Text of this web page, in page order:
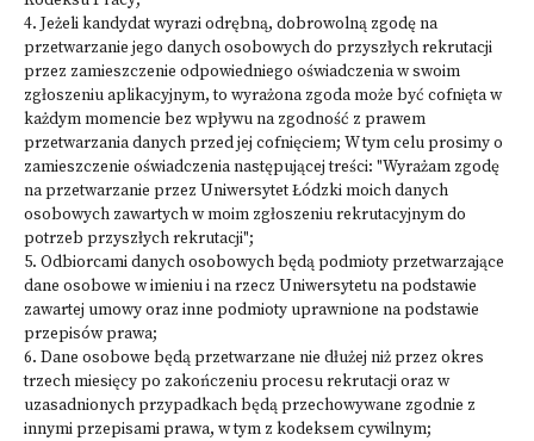
4. Jeżeli kandydat wyrazi odrębną, dobrowolną zgodę na
przetwarzanie jego danych osobowych do przyszłych rekrutacji
przez zamieszczenie odpowiedniego oświadczenia w swoim
zgłoszeniu aplikacyjnym, to wyrażona zgoda może być cofnięta w
każdym momencie bez wpływu na zgodność z prawem
przetwarzania danych przed jej cofnięciem; W tym celu prosimy o
zamieszczenie oświadczenia następującej treści: "Wyrażam zgodę
na przetwarzanie przez Uniwersytet Łódzki moich danych
osobowych zawartych w moim zgłoszeniu rekrutacyjnym do
potrzeb przyszłych rekrutacji";
5. Odbiorcami danych osobowych będą podmioty przetwarzające
dane osobowe w imieniu i na rzecz Uniwersytetu na podstawie
zawartej umowy oraz inne podmioty uprawnione na podstawie
przepisów prawa;
6. Dane osobowe będą przetwarzane nie dłużej niż przez okres
trzech miesięcy po zakończeniu procesu rekrutacji oraz w
uzasadnionych przypadkach będą przechowywane zgodnie z
innymi przepisami prawa, w tym z kodeksem cywilnym;